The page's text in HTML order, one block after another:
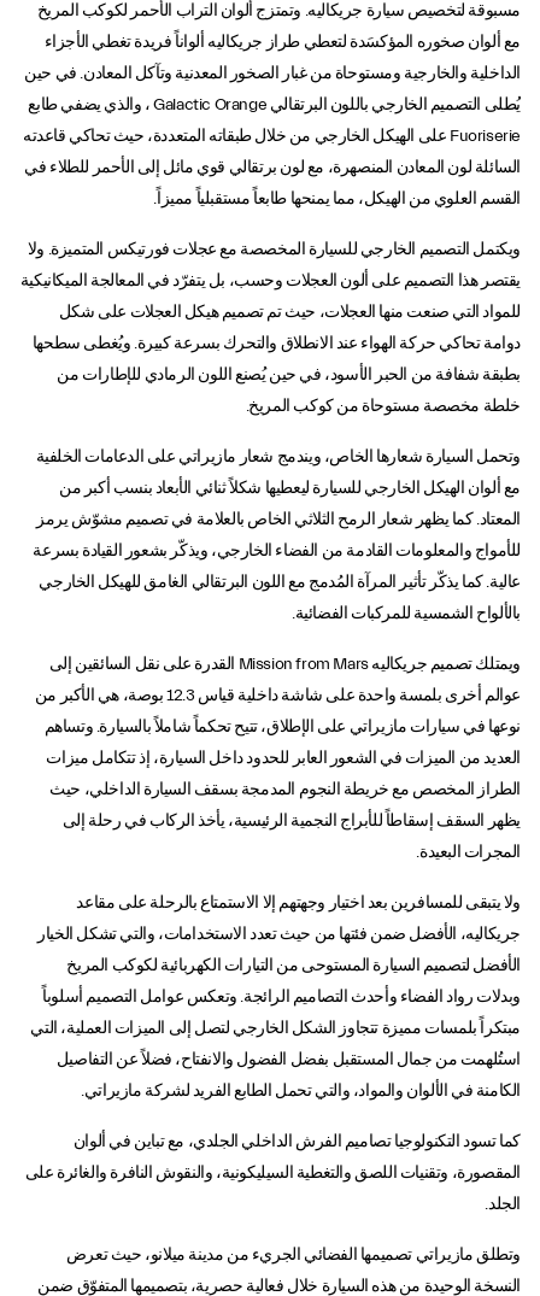
مسبوقة لتخصيص سيارة جريكاليه. وتمتزج ألوان التراب الأحمر لكوكب المريخ
مع ألوان صخوره المؤكسَدة لتعطي طراز جريكاليه ألواناً فريدة تغطي الأجزاء
الداخلية والخارجية ومستوحاة من غبار الصخور المعدنية وتآكل المعادن. في حين
يُطلى التصميم الخارجي باللون البرتقالي Galactic Orange ، والذي يضفي طابع
Fuoriserie على الهيكل الخارجي من خلال طبقاته المتعددة، حيث تحاكي قاعدته
السائلة لون المعادن المنصهرة، مع لون برتقالي قوي مائل إلى الأحمر للطلاء في
القسم العلوي من الهيكل، مما يمنحها طابعاً مستقبلياً مميزاً.
ويكتمل التصميم الخارجي للسيارة المخصصة مع عجلات فورتيكس المتميزة. ولا
يقتصر هذا التصميم على ألون العجلات وحسب، بل يتفرّد في المعالجة الميكانيكية
للمواد التي صنعت منها العجلات، حيث تم تصميم هيكل العجلات على شكل
دوامة تحاكي حركة الهواء عند الانطلاق والتحرك بسرعة كبيرة. ويُغطى سطحها
بطبقة شفافة من الحبر الأسود، في حين يُصنع اللون الرمادي للإطارات من
خلطة مخصصة مستوحاة من كوكب المريخ.
وتحمل السيارة شعارها الخاص، ويندمج شعار مازيراتي على الدعامات الخلفية
مع ألوان الهيكل الخارجي للسيارة ليعطيها شكلاً ثنائي الأبعاد بنسب أكبر من
المعتاد. كما يظهر شعار الرمح الثلاثي الخاص بالعلامة في تصميم مشوّش يرمز
للأمواج والمعلومات القادمة من الفضاء الخارجي، ويذكّر بشعور القيادة بسرعة
عالية. كما يذكّر تأثير المرآة المُدمج مع اللون البرتقالي الغامق للهيكل الخارجي
بالألواح الشمسية للمركبات الفضائية.
ويمتلك تصميم جريكاليه Mission from Mars القدرة على نقل السائقين إلى
عوالم أخرى بلمسة واحدة على شاشة داخلية قياس 12.3 بوصة، هي الأكبر من
نوعها في سيارات مازيراتي على الإطلاق، تتيح تحكماً شاملاً بالسيارة. وتساهم
العديد من الميزات في الشعور العابر للحدود داخل السيارة، إذ تتكامل ميزات
الطراز المخصص مع خريطة النجوم المدمجة بسقف السيارة الداخلي، حيث
يظهر السقف إسقاطاً للأبراج النجمية الرئيسية، يأخذ الركاب في رحلة إلى
المجرات البعيدة.
ولا يتبقى للمسافرين بعد اختيار وجهتهم إلا الاستمتاع بالرحلة على مقاعد
جريكاليه، الأفضل ضمن فئتها من حيث تعدد الاستخدامات، والتي تشكل الخيار
الأفضل لتصميم السيارة المستوحى من التيارات الكهربائية لكوكب المريخ
وبدلات رواد الفضاء وأحدث التصاميم الرائجة. وتعكس عوامل التصميم أسلوباً
مبتكراً بلمسات مميزة تتجاوز الشكل الخارجي لتصل إلى الميزات العملية، التي
استُلهمت من جمال المستقبل بفضل الفضول والانفتاح، فضلاً عن التفاصيل
الكامنة في الألوان والمواد، والتي تحمل الطابع الفريد لشركة مازيراتي.
كما تسود التكنولوجيا تصاميم الفرش الداخلي الجلدي، مع تباين في ألوان
المقصورة، وتقنيات اللصق والتغطية السيليكونية، والنقوش النافرة والغائرة على
الجلد.
وتطلق مازيراتي تصميمها الفضائي الجريء من مدينة ميلانو، حيث تعرض
النسخة الوحيدة من هذه السيارة خلال فعالية حصرية، بتصميمها المتفوّق ضمن